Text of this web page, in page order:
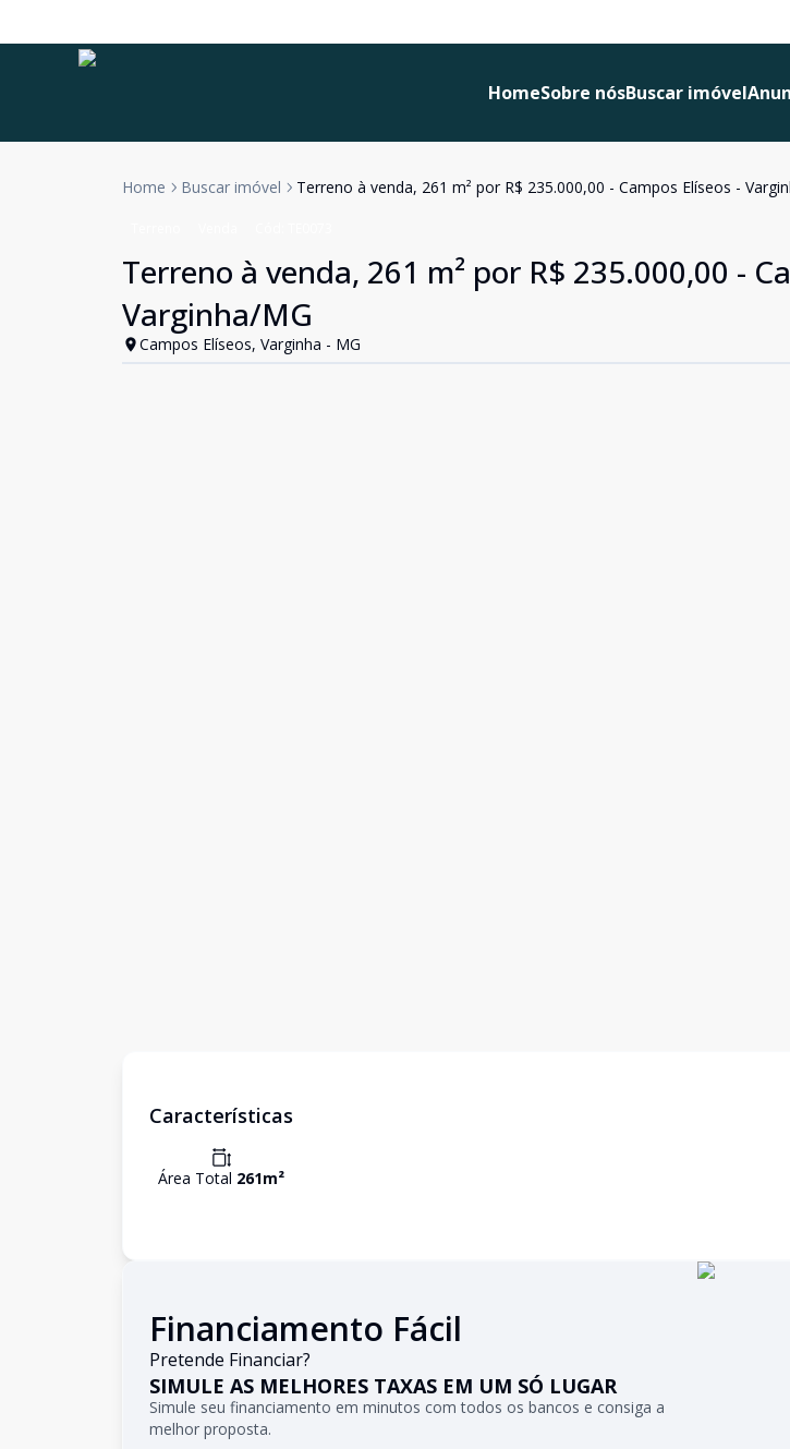
HomeSobre nósBuscar imóvel
Home Buscar imóvel Terreno à venda, 261 m² por R$ 235.000,00 - Campos Elíseos -
Terreno à venda, 261 m² por R$ 235.000,00 -
Varginha/MG
Campos Elíseos, Varginha - MG
Características
Área Total 261m²
Financiamento Fácil
Pretende Financiar?
SIMULE AS MELHORES TAXAS EM UM SÓ LUGAR
Simule seu financiamento em minutos com todos os bancos e consiga a
melhor proposta.